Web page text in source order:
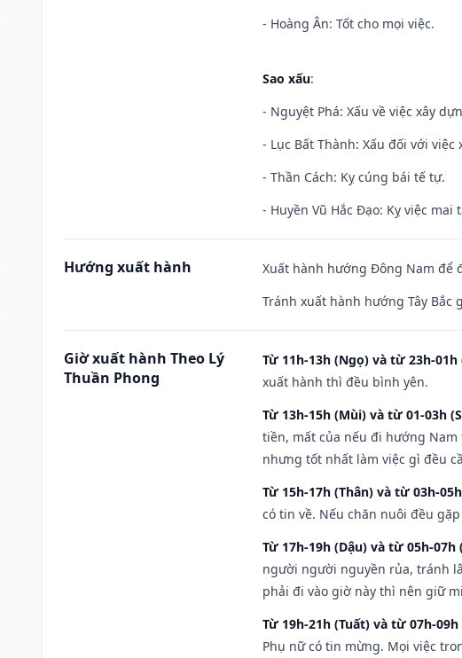
- Hoàng Ân: Tốt cho mọi việc.
Sao xấu:
- Nguyệt Phá: Xấu về việc xây
- Lục Bất Thành: Xấu đối với việc
- Thần Cách: Kỵ cúng bái tế tự.
- Huyền Vũ Hắc Đạo: Kỵ việc mai
Hướng xuất hành
Xuất hành hướng Đông Nam để
Tránh xuất hành hướng Tây Bắc
Giờ xuất hành Theo Lý
Thuần Phong
Từ 11h-13h (Ngọ) và từ 23h-01h
xuất hành thì đều bình yên.
Từ 13h-15h (Mùi) và từ 01-03h
tiền, mất của nếu đi hướng
nhưng tốt nhất làm việc gì đều
Từ 15h-17h (Thân) và từ 03h-
có tin về. Nếu chăn nuôi đều
Từ 17h-19h (Dậu) và từ 05h-07h
người người nguyền rủa, tránh
phải đi vào giờ này thì nên giữ
Từ 19h-21h (Tuất) và từ 07h-09h
Phụ nữ có tin mừng. Mọi việc